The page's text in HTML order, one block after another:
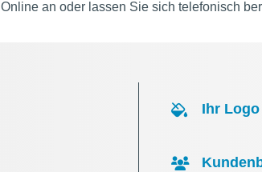
an oder lassen Sie sich telefonisch
Ihr